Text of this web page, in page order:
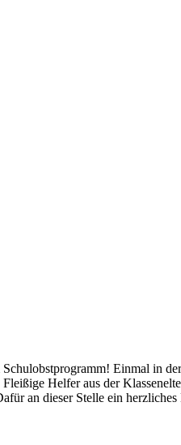
Einmal in
Helfer aus der
an dieser Stelle ein